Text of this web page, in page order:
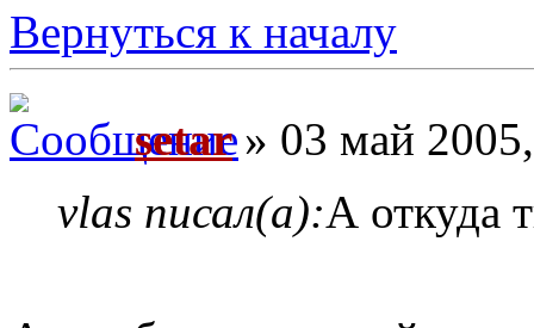
Вернуться к началу
setar» 03 май
vlas писал(а):А откуда